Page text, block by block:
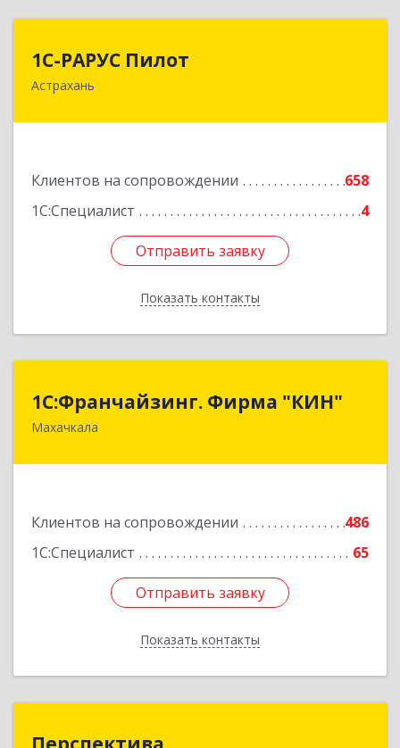
1С-РАРУС Пилот
Астрахань
Клиентов на сопровождении
658
1С:Специалист
4
Отправить заявку
Показать контакты
Отправить заявку
Назад
1С:Франчайзинг. Фирма "КИН"
Махачкала
Клиентов на сопровождении
486
1С:Специалист
65
Отправить заявку
Показать контакты
1С:Франчайзинг. Фирма "КИН"
367030, Дагестан Респ, Махачкала г, И.Казака
Отправить заявку
Назад